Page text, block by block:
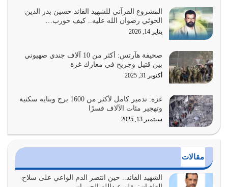
يوليو 27, 2026
عندما يكون عدوك هو عدو الله معناه أن تكون نقاط الضعف
فيه كثيرة وسينصرك الله عليه إذا…
يوليو 26, 2026
أراد الله لهذه الأمة ان تكون خير امة أخرجت للناس بالنهوض
بالأمر بالمعروف والنهي عن…
يوليو 25, 2026
الدين الذي شرعه الله لا يجوز أن يخضع لآرائنا وأهوائنا
أي أمة تتفرق في الدين وتتفرق في كيانها معناه أنها أصبحت
أمة عاجزة عن النهوض…
المشروع القرآني للشهيد القائد حسين بدر الدين
الحوثي رضوان الله عليه.. كيف حورب…
يناير 14, 2026
صحيفة هآرتس: أكثر من 10 آلاف جندي صهيوني
بين قتيل وجريح في معارك غزة
أكتوبر 31, 2025
غزة: تدمير كامل لأكثر من 1600 برج وبناية سكنية
وتهجير مئات الآلاف قسرًا
سبتمبر 13, 2025
مقالات
الشهيد القائد.. حين انتصر الدم الواعي على سلاح